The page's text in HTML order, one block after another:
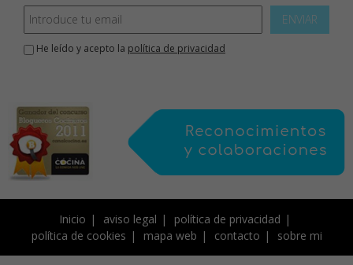
ENVIAR
He leído y acepto la política de privacidad
Inicio aviso legal
política de privacidad
política de cookies
mapa web contacto sobre mi